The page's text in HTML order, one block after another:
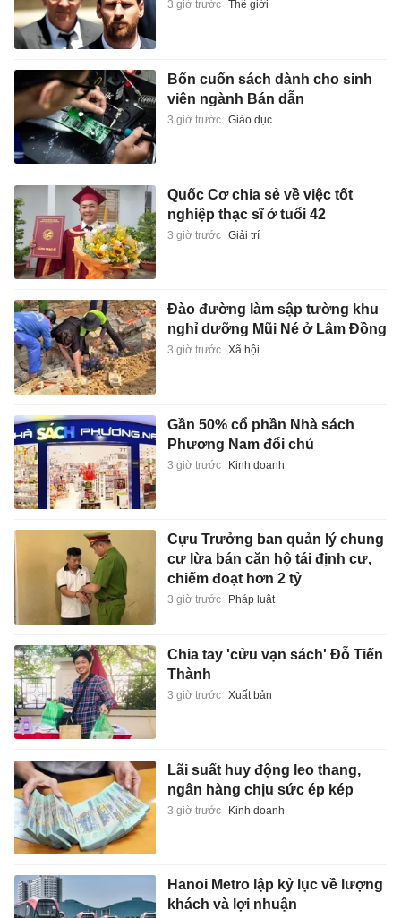
3 giờ trước Thế giới
Bốn cuốn sách dành cho sinh
viên ngành Bán dẫn
3 giờ trước Giáo dục
Quốc Cơ chia sẻ về việc tốt
nghiệp thạc sĩ ở tuổi 42
3 giờ trước Giải trí
Đào đường làm sập tường khu
nghỉ dưỡng Mũi Né ở Lâm Đồng
3 giờ trước Xã hội
Gần 50% cổ phần Nhà sách
Phương Nam đổi chủ
3 giờ trước Kinh doanh
Cựu Trưởng ban quản lý chung
cư lừa bán căn hộ tái định cư,
chiếm đoạt hơn 2 tỷ
3 giờ trước Pháp luật
Chia tay 'cửu vạn sách' Đỗ Tiến
Thành
3 giờ trước Xuất bản
Lãi suất huy động leo thang,
ngân hàng chịu sức ép kép
3 giờ trước Kinh doanh
Hanoi Metro lập kỷ lục về lượng
khách và lợi nhuận